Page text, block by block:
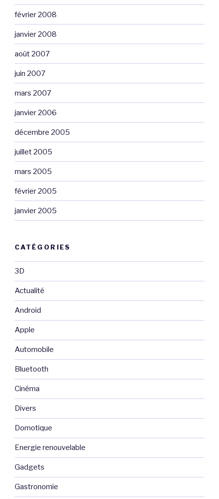
février 2008
janvier 2008
août 2007
juin 2007
mars 2007
janvier 2006
décembre 2005
juillet 2005
mars 2005
février 2005
janvier 2005
CATÉGORIES
3D
Actualité
Android
Apple
Automobile
Bluetooth
Cinéma
Divers
Domotique
Energie renouvelable
Gadgets
Gastronomie